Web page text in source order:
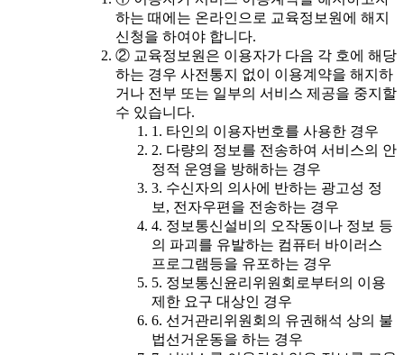
하는 때에는 온라인으로 교육정보원에 해지
신청을 하여야 합니다.
② 교육정보원은 이용자가 다음 각 호에 해당
하는 경우 사전통지 없이 이용계약을 해지하
거나 전부 또는 일부의 서비스 제공을 중지할
수 있습니다.
1. 타인의 이용자번호를 사용한 경우
2. 다량의 정보를 전송하여 서비스의 안
정적 운영을 방해하는 경우
3. 수신자의 의사에 반하는 광고성 정
보, 전자우편을 전송하는 경우
4. 정보통신설비의 오작동이나 정보 등
의 파괴를 유발하는 컴퓨터 바이러스
프로그램등을 유포하는 경우
5. 정보통신윤리위원회로부터의 이용
제한 요구 대상인 경우
6. 선거관리위원회의 유권해석 상의 불
법선거운동을 하는 경우